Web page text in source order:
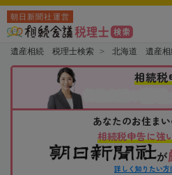
朝日新聞社運営
遺産相続 税理士検索 北海道 遺産
相続税
あなたのお住ま
相続税申告に強
が
詳しく知りたい方